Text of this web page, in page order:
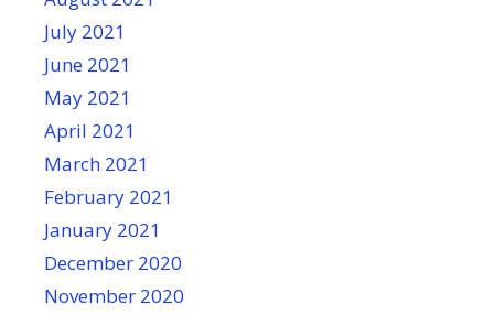
July 2021
June 2021
May 2021
April 2021
March 2021
February 2021
January 2021
December 2020
November 2020